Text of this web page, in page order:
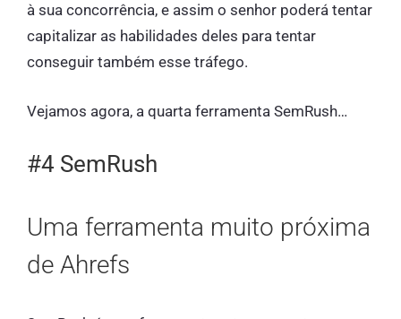
à sua concorrência, e assim o senhor poderá tentar
capitalizar as habilidades deles para tentar
conseguir também esse tráfego.
Vejamos agora, a quarta ferramenta SemRush…
#4 SemRush
Uma ferramenta muito próxima
de Ahrefs